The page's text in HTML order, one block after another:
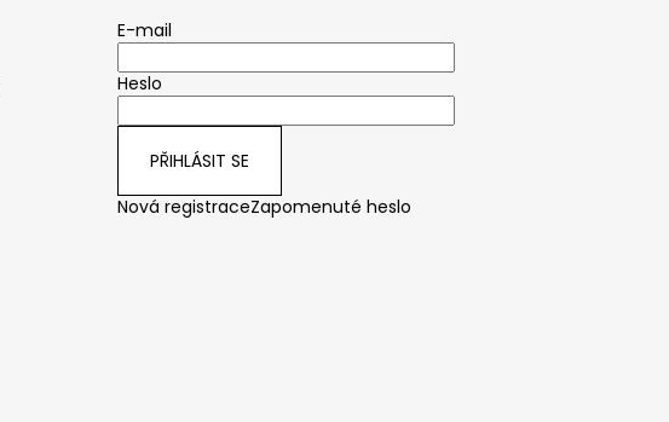
E-mail
Heslo
PŘIHLÁSIT SE
Nová registraceZapomenuté heslo